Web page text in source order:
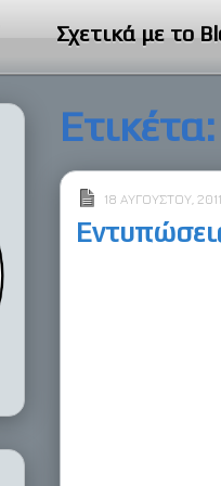
Σχετικά με το
Ετικέτα:
18 ΑΥΓΟΎΣΤΟΥ, 2011